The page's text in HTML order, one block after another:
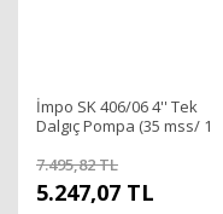
İmpo SK 406/06 4'' Tek
Dalgıç Pompa (35 mss/ 1
7.495,82 TL
5.247,07 TL